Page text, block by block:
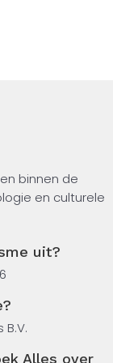
binnen de
en culturele
Dit boek
centrale rol
over de
in landen als
uit?
Alles over